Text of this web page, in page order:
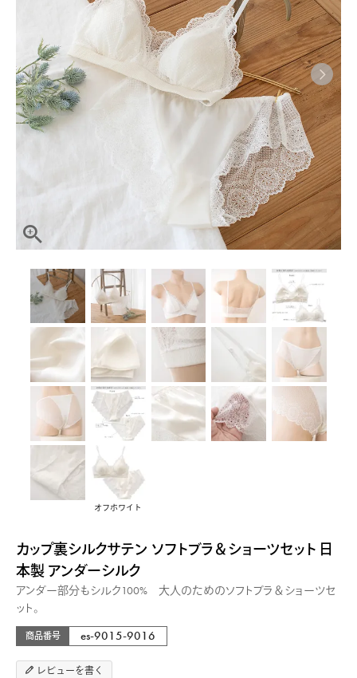
オフホワイト
アンダー部分もシルク100% 大人のためのソフトブラ＆ショーツセ
ット。
カップ裏シルクサテン ソフトブラ＆ショーツセット 日
本製 アンダーシルク
商品番号 es-9015-9016
レビューを書く